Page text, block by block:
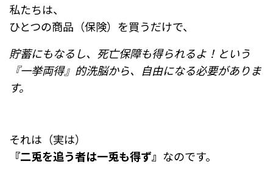
私たちは、
ひとつの商品（保険）を買うだけで、
貯蓄にもなるし、死亡保障も得られるよ！という
『一挙両得』的洗脳から、自由になる必要がありま
す。
それは（実は）
『二兎を追う者は一兎も得ず』 なのです。